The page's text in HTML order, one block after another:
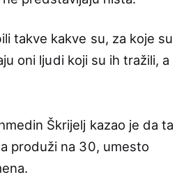
takve kakve su, za koje su
oni ljudi koji su ih tražili, a
Škrijelj kazao je da ta
produži na 30, umesto